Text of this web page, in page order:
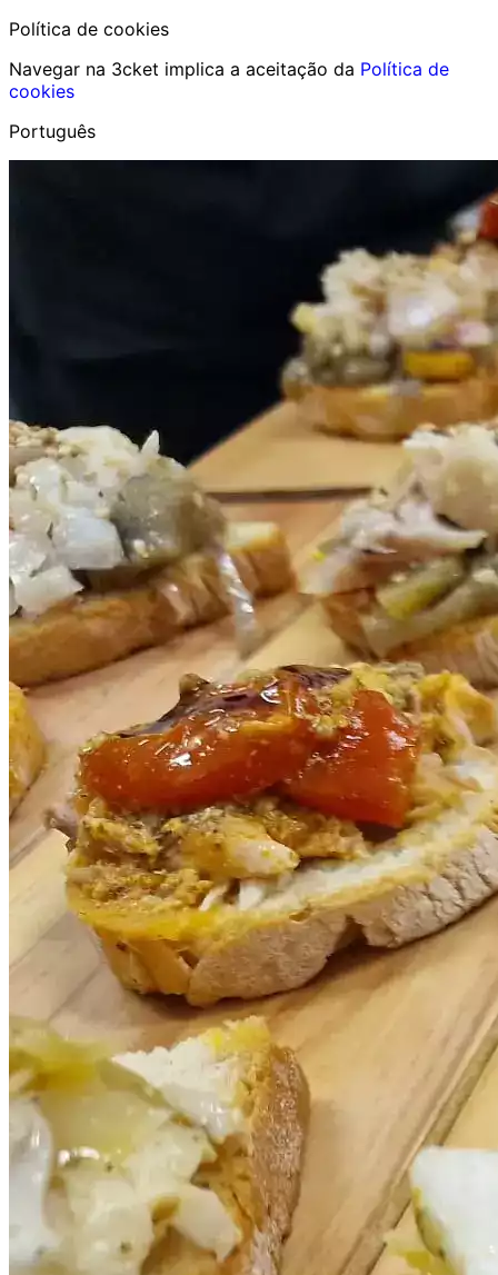
Política de cookies
Navegar na 3cket implica a aceitação da Política de
cookies
Português